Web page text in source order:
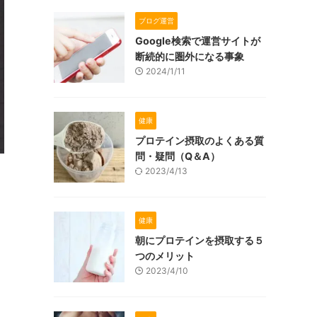
ブログ運営
Google検索で運営サイトが
断続的に圏外になる事象
2024/1/11
健康
プロテイン摂取のよくある質
問・疑問（Q＆A）
2023/4/13
健康
朝にプロテインを摂取する５
つのメリット
2023/4/10